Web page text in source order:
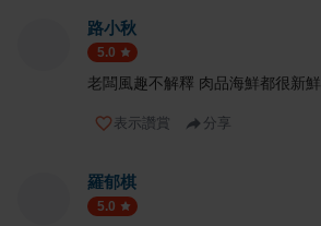
路小秋
5.0
老闆風趣不解釋 肉品海鮮都很新鮮
表示讚賞 分享
羅郁棋
5.0